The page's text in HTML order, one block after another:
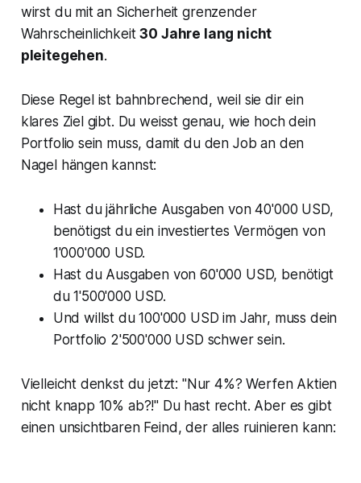
wirst du mit an Sicherheit grenzender
Wahrscheinlichkeit30 Jahre lang nicht
pleitegehen.
Diese Regel ist bahnbrechend, weil sie dir ein
klares Ziel gibt. Du weisst genau, wie hoch dein
Portfolio sein muss, damit du den Job an den
Nagel hängen kannst:
Hast du jährliche Ausgaben von 40'000 USD,
benötigst du ein investiertes Vermögen von
1'000'000 USD.
Hast du Ausgaben von 60'000 USD, benötigt
du 1'500'000 USD.
Und willst du 100'000 USD im Jahr, muss dein
Portfolio 2'500'000 USD schwer sein.
Vielleicht denkst du jetzt: "Nur 4%? Werfen Aktien
nicht knapp 10% ab?!" Du hast recht. Aber es gibt
einen unsichtbaren Feind, der alles ruinieren kann: